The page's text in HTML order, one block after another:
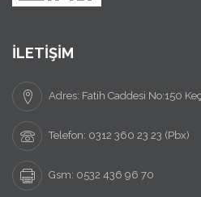
İLETİŞİM
Adres: Fatih Caddesi No:150
Telefon: 0312 360 23 23 (Pbx)
Gsm: 0532 436 96 70